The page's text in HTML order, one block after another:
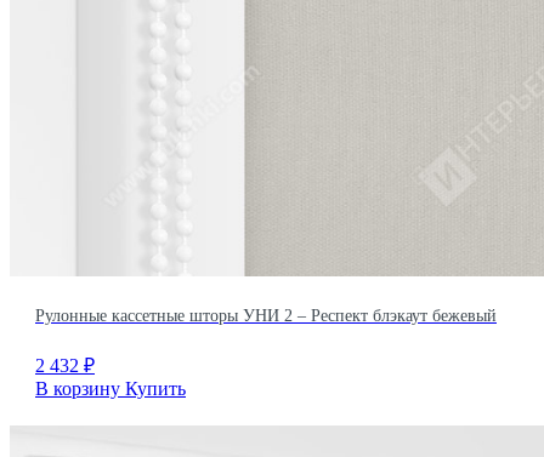
Рулонные кассетные шторы УНИ 2 – Респект блэкаут бежевый
2 432 ₽
В корзину Купить